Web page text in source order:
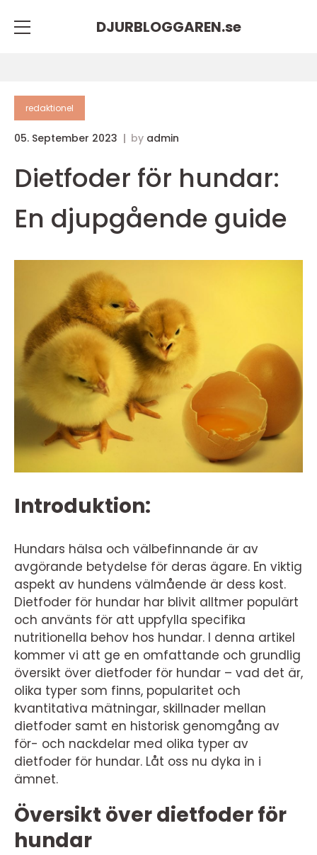
DJURBLOGGAREN.se
redaktionel
05. September 2023 by admin
Dietfoder för hundar:
En djupgående guide
Introduktion:
Hundars hälsa och välbefinnande är av
avgörande betydelse för deras ägare. En viktig
aspekt av hundens välmående är dess kost.
Dietfoder för hundar har blivit alltmer populärt
och använts för att uppfylla specifika
nutritionella behov hos hundar. I denna artikel
kommer vi att ge en omfattande och grundlig
översikt över dietfoder för hundar – vad det är,
olika typer som finns, popularitet och
kvantitativa mätningar, skillnader mellan
dietfoder samt en historisk genomgång av
för- och nackdelar med olika typer av
dietfoder för hundar. Låt oss nu dyka in i
ämnet.
Översikt över dietfoder för
hundar